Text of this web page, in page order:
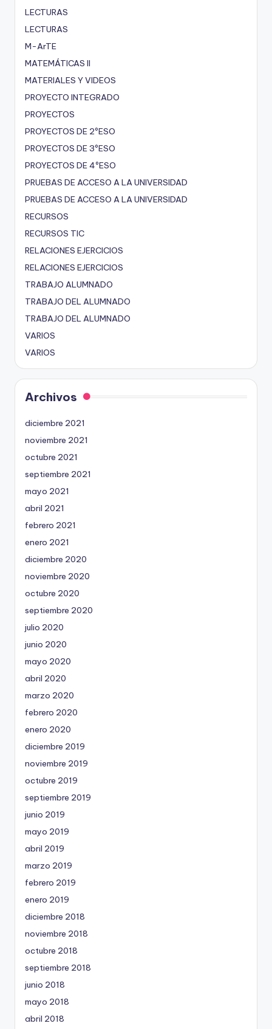
LECTURAS
LECTURAS
M-ArTE
MATEMÁTICAS II
MATERIALES Y VIDEOS
PROYECTO INTEGRADO
PROYECTOS
PROYECTOS DE 2ºESO
PROYECTOS DE 3ºESO
PROYECTOS DE 4ºESO
PRUEBAS DE ACCESO A LA UNIVERSIDAD
PRUEBAS DE ACCESO A LA UNIVERSIDAD
RECURSOS
RECURSOS TIC
RELACIONES EJERCICIOS
RELACIONES EJERCICIOS
TRABAJO ALUMNADO
TRABAJO DEL ALUMNADO
TRABAJO DEL ALUMNADO
VARIOS
VARIOS
Archivos
diciembre 2021
noviembre 2021
octubre 2021
septiembre 2021
mayo 2021
abril 2021
febrero 2021
enero 2021
diciembre 2020
noviembre 2020
octubre 2020
septiembre 2020
julio 2020
junio 2020
mayo 2020
abril 2020
marzo 2020
febrero 2020
enero 2020
diciembre 2019
noviembre 2019
octubre 2019
septiembre 2019
junio 2019
mayo 2019
abril 2019
marzo 2019
febrero 2019
enero 2019
diciembre 2018
noviembre 2018
octubre 2018
septiembre 2018
junio 2018
mayo 2018
abril 2018